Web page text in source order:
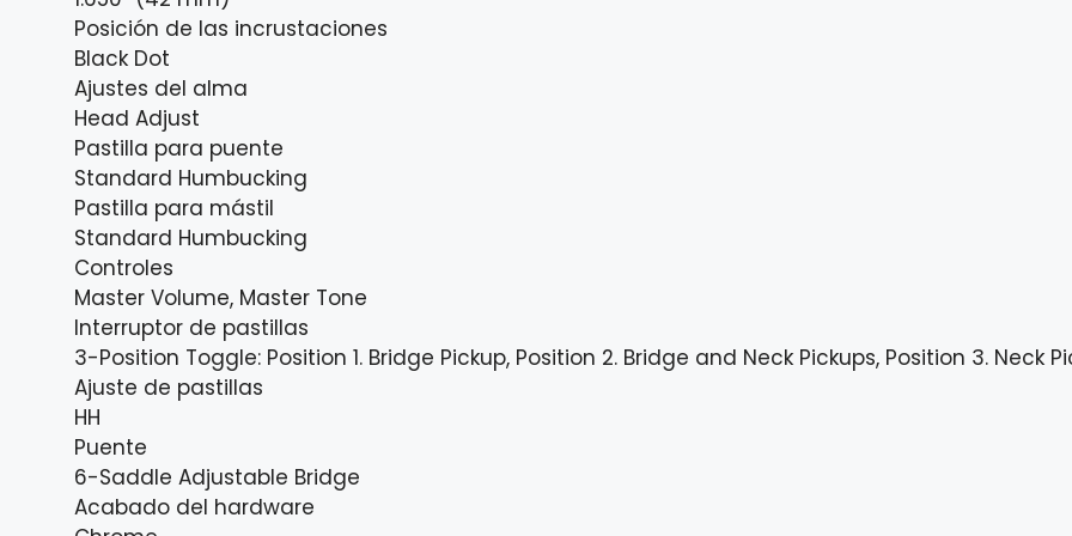
Posición de las incrustaciones
Black Dot
Ajustes del alma
Head Adjust
Pastilla para puente
Standard Humbucking
Pastilla para mástil
Standard Humbucking
Controles
Master Volume, Master Tone
Interruptor de pastillas
3-Position Toggle: Position 1. Bridge Pickup, Position 2. Bridge and Neck Pickups, Position 3. Neck
Ajuste de pastillas
HH
Puente
6-Saddle Adjustable Bridge
Acabado del hardware